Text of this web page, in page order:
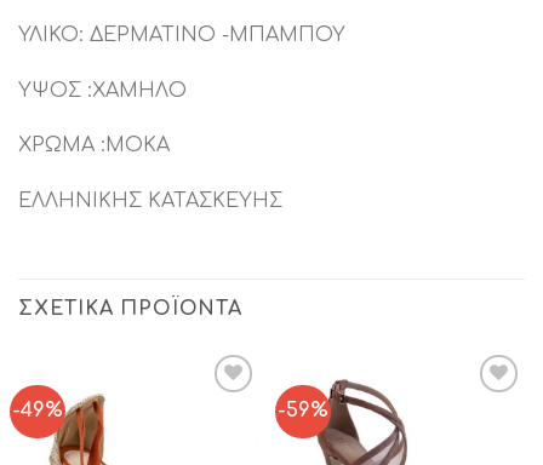
ΥΛΙΚΟ: ΔΕΡΜΑΤΙΝΟ -ΜΠΑΜΠΟΥ
ΥΨΟΣ :ΧΑΜΗΛΟ
ΧΡΩΜΑ :ΜΟΚΑ
ΕΛΛΗΝΙΚΗΣ ΚΑΤΑΣΚΕΥΗΣ
ΣΧΕΤΙΚΆ ΠΡΟΪΌΝΤΑ
-49% -59%